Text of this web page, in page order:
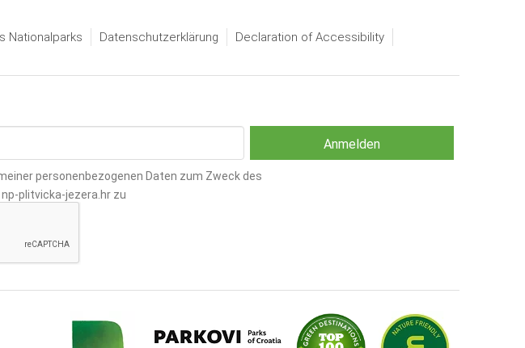
Nationalparks Datenschutzerklärung
Declaration of Accessibility
personenbezogenen Daten zum Zweck des
plitvicka-jezera.hr zu